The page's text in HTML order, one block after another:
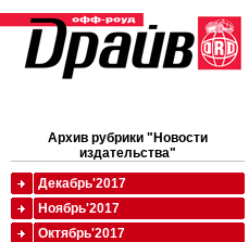
Архив рубрики "Новости
издательства"
Декабрь'2017
Ноябрь'2017
Октябрь'2017